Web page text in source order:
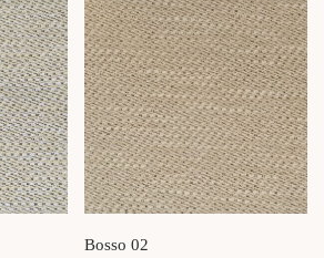
Bosso 02